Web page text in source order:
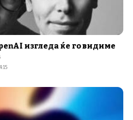
изгледа ќе го видиме